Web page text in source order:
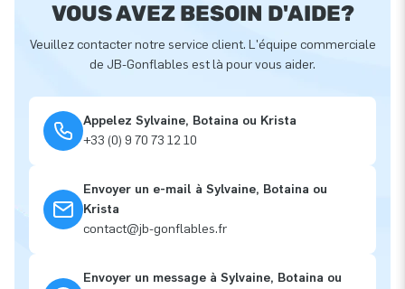
VOUS AVEZ BESOIN D'AIDE?
Veuillez contacter notre service client. L'équipe commerciale
de JB-Gonflables est là pour vous aider.
Appelez Sylvaine, Botaina ou Krista
+33 (0) 9 70 73 12 10
Envoyer un e-mail à Sylvaine, Botaina ou
Krista
contact@jb-gonflables.fr
Envoyer un message à Sylvaine, Botaina ou